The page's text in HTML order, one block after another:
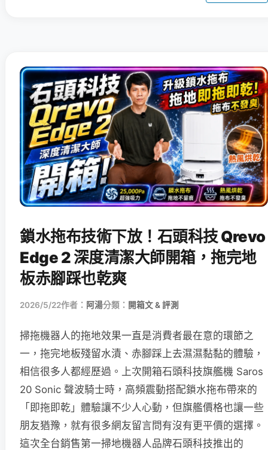
鎖水拖布技術下放！石頭科技 Qrevo
Edge 2 深度清潔大師開箱，拖完地
板赤腳踩也乾爽
2026/5/22作者： 阿湯分類： 開箱文 & 評測
掃拖機器人的拖地效果一直是消費者最在意的環節之
一，拖完地板殘留水漬、赤腳踩上去濕濕黏黏的體驗，
相信很多人都經歷過。上次開箱石頭科技旗艦機 Saros
20 Sonic 聲波騎士時，高頻震動搭配鎖水拖布帶來的
「即拖即乾」體驗讓不少人心動，但旗艦價格也讓一些
朋友猶豫，就有很多網友留言問有沒有更平價的選擇。
這次全台銷售第一掃地機器人品牌石頭科技推出的